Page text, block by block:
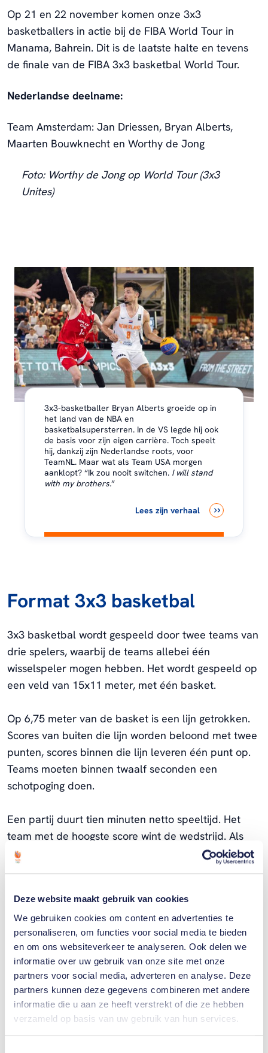
Deze website maakt gebruik van cookies
We gebruiken cookies om content en advertenties te
personaliseren, om functies voor social media te bieden
en om ons websiteverkeer te analyseren. Ook delen we
informatie over uw gebruik van onze site met onze
partners voor social media, adverteren en analyse. Deze
partners kunnen deze gegevens combineren met andere
informatie die u aan ze heeft verstrekt of die ze hebben
verzameld op basis van uw gebruik van hun services.
Op 21 en 22 november komen onze 3x3
basketballers in actie bij de FIBA World Tour in
Manama, Bahrein. Dit is de laatste halte en tevens
de finale van de FIBA 3x3 basketbal World Tour.
Nederlandse deelname:
Team Amsterdam: Jan Driessen, Bryan Alberts,
Maarten Bouwknecht en Worthy de Jong
Foto: Worthy de Jong op World Tour (3x3
Unites)
3x3-basketballer Bryan Alberts groeide op in
het land van de NBA en
basketbalsupersterren. In de VS legde hij ook
de basis voor zijn eigen carrière. Toch speelt
hij, dankzij zijn Nederlandse roots, voor
TeamNL. Maar wat als Team USA morgen
aanklopt? “Ik zou nooit switchen. I will stand
with my brothers.”
Lees zijn verhaal
Format 3x3 basketbal
3x3 basketbal wordt gespeeld door twee teams van
drie spelers, waarbij de teams allebei één
wisselspeler mogen hebben. Het wordt gespeeld op
een veld van 15x11 meter, met één basket.
Op 6,75 meter van de basket is een lijn getrokken.
Scores van buiten die lijn worden beloond met twee
punten, scores binnen die lijn leveren één punt op.
Teams moeten binnen twaalf seconden een
schotpoging doen.
Een partij duurt tien minuten netto speeltijd. Het
team met de hoogste score wint de wedstrijd. Als
een team binnen de reguliere speeltijd 21 punten of
Als de stand aan het eind van de reguliere speeltijd
gelijk is, wordt er verlengd. Het eerste team dat in
de verlening twee punten scoort, wint de wedstrijd.
Gerelateerde sporters